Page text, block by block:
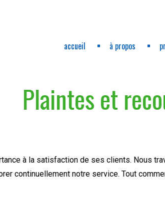
accueil à propos
Plaintes et
à la satisfaction de ses clients. Nous
continuellement notre service. Tout